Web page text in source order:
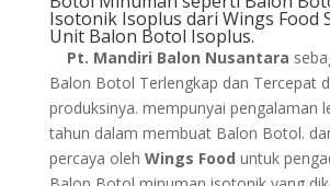
Isotonik Isoplus dari Wings Food
Unit Balon Botol Isoplus.
Pt. Mandiri Balon Nusantara
Balon Botol Terlengkap dan Tercepat
produksinya. mempunyai pengalaman
tahun dalam membuat Balon Botol.
percaya oleh Wings Food untuk